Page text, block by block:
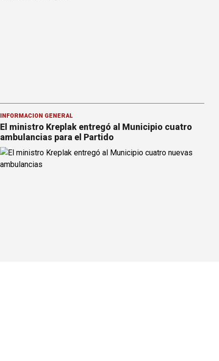
INFORMACION GENERAL
El ministro Kreplak entregó al Municipio cuatro
ambulancias para el Partido